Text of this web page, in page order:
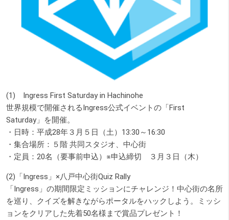
(1) Ingress First Saturday in Hachinohe
世界規模で開催されるIngress公式イベントの「First
Saturday」を開催。
・日時：平成28年３月５日（土）13:30～16:30
・集合場所：５階 共同スタジオ、中心街
・定員：20名（要事前申込）※申込締切 ３月３日（木）
(2)「Ingress」×八戸中心街Quiz Rally
「Ingress」の期間限定ミッションにチャレンジ！中心街の名所
を巡り、クイズを解きながらポータルをハックしよう。ミッシ
ョンをクリアした先着50名様まで賞品プレゼント！